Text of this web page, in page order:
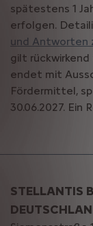
spätestens 1
erfolgen.
und Antworten
gilt rückwirkend
endet mit
Fördermittel,
30.06.2027.
STELLANTIS